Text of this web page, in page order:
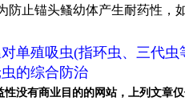
防止锚头鳋幼体产生耐药性，
单殖吸虫(指环虫、三代虫
的综合防治
性没有商业目的的网站，上列文章